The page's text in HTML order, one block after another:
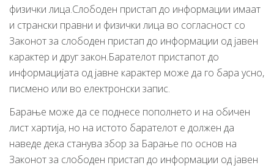
физички лица.Слободен пристап до информации имаат
и странски правни и физички лица во согласност со
Законот за слободен пристап до информации од јавен
карактер и друг закон.Барателот пристапот до
информацијата од јавне карактер може да го бара усно,
писмено или во електронски запис.
Барање може да се поднесе пополнето и на обичен
лист хартија, но на истото барателот е должен да
наведе дека станува збор за Барање по основ на
Законот за слободен пристап до информации од јавен